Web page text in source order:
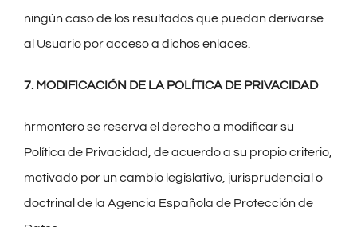
ningún caso de los resultados que puedan derivarse
al Usuario por acceso a dichos enlaces.
7. MODIFICACIÓN DE LA POLÍTICA DE PRIVACIDAD
hrmontero se reserva el derecho a modificar su
Política de Privacidad, de acuerdo a su propio criterio,
motivado por un cambio legislativo, jurisprudencial o
doctrinal de la Agencia Española de Protección de